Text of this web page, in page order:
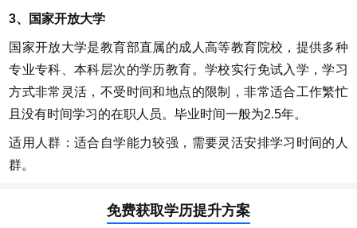
3、国家开放大学
国家开放大学是教育部直属的成人高等教育院校，提供多种
专业专科、本科层次的学历教育。学校实行免试入学，学习
方式非常灵活，不受时间和地点的限制，非常适合工作繁忙
且没有时间学习的在职人员。毕业时间一般为2.5年。
适用人群：适合自学能力较强，需要灵活安排学习时间的人
群。
免费获取学历提升方案